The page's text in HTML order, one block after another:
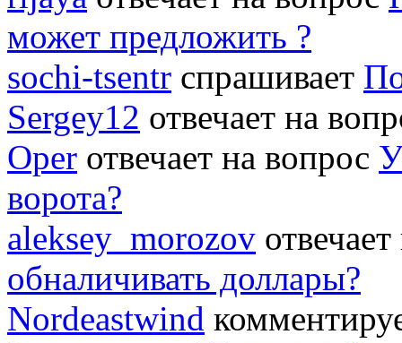
может предложить ?
sochi-tsentr спрашивает
Sergey12 отвечает на
Oper отвечает на вопрос
ворота?
aleksey_morozov
обналичивать доллары?
Nordeastwind